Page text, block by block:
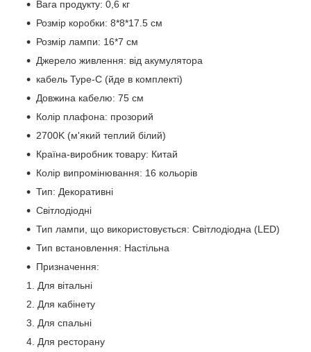
Вага продукту: 0,6 кг
Розмір коробки: 8*8*17.5 см
Розмір лампи: 16*7 см
Джерело живлення: від акумулятора
кабель Туре-C (йде в комплекті)
Довжина кабелю: 75 см
Колір плафона: прозорий
2700K (м'який теплий білий)
Країна-виробник товару: Китай
Колір випромінювання: 16 кольорів
Тип: Декоративні
Світлодіодні
Тип лампи, що використовується: Світлодіодна (LED)
Тип встановлення: Настільна
Призначення:
Для вітальні
Для кабінету
Для спальні
Для ресторану